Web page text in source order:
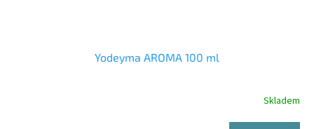
Yodeyma AROMA 100 ml
Skladem